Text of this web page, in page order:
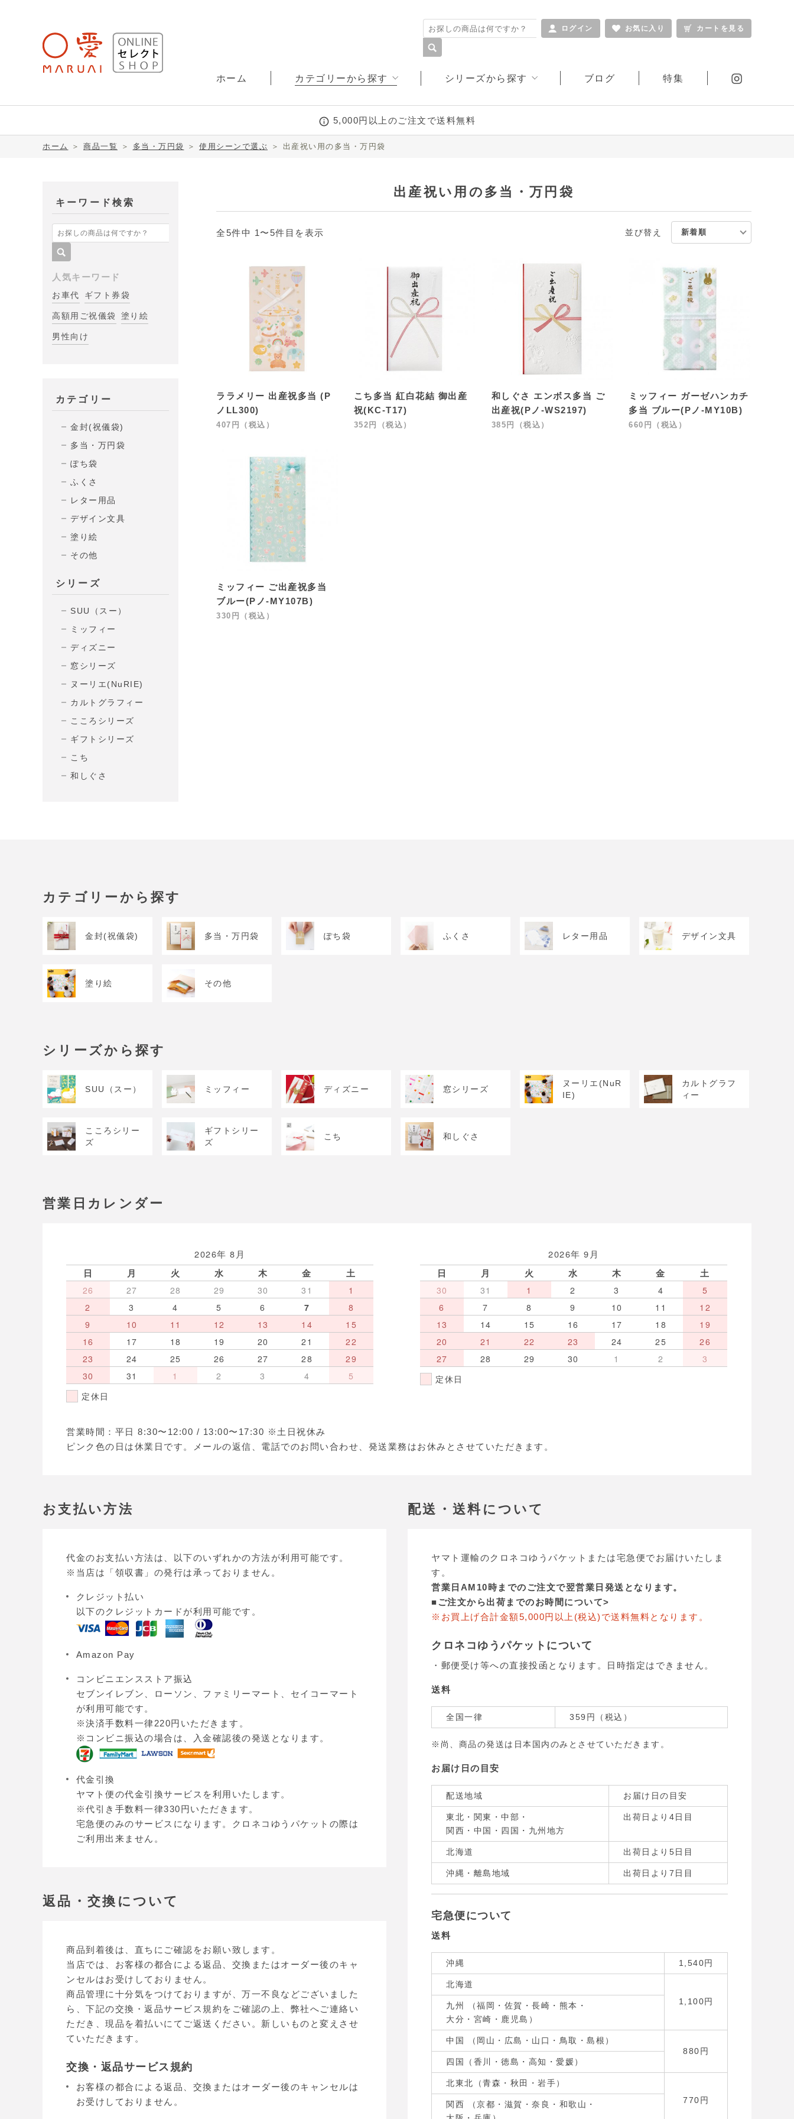
ログイン お気に入り カートを見る
ホーム カテゴリーから探す
塗り絵
シリーズから探す
こころシリーズ
ブログ 特集
5,000円以上のご注文で送料無料
ホーム ＞ 商品一覧 ＞ 多当・万円袋 ＞ 使用シーンで選ぶ ＞ 出産祝い用の多当・万円袋
キーワード検索
人気キーワード
お車代 ギフト券袋
高額用ご祝儀袋 塗り絵
男性向け
カテゴリー
金封(祝儀袋)
多当・万円袋
ぽち袋
ふくさ
レター用品
デザイン文具
塗り絵
その他
シリーズ
SUU（スー）
ミッフィー
ディズニー
窓シリーズ
ヌーリエ(NuRIE)
カルトグラフィー
こころシリーズ
ギフトシリーズ
こち
和しぐさ
出産祝い用の多当・万円袋
全5件中 1〜5件目を表示 並び替え
ララメリー 出産祝多当 (P
ノLL300)
407円（税込）
こち多当 紅白花結 御出産
祝(KC-T17)
352円（税込）
和しぐさ エンボス多当 ご
出産祝(Pノ-WS2197)
385円（税込）
ミッフィー ガーゼハンカチ
多当 ブルー(Pノ-MY10B)
660円（税込）
ミッフィー ご出産祝多当
ブルー(Pノ-MY107B)
330円（税込）
カテゴリーから探す
金封(祝儀袋) 多当・万円袋 ぽち袋 ふくさ レター用品 デザイン文具
塗り絵 その他
シリーズから探す
SUU（スー） ミッフィー ディズニー 窓シリーズ
ヌーリエ(NuR
IE)
カルトグラフ
ィー
こころシリー
ズ
ギフトシリー
ズ
こち 和しぐさ
営業日カレンダー
2026年 8月
日 月 火 水 木 金
土
26
27 28 29 30 31
1
2
3 4 5 6 7
8
9
10 11 12 13 14
15
16
17 18 19 20 21
22
23
24 25 26 27 28
29
30
31 1 2 3 4 5
定休日
2026年 9月
日 月 火 水 木 金
土
30
31 1 2 3 4
5
6
7 8 9 10 11
12
13
14 15 16 17 18
19
20
21 22 23 24 25
26
27
28 29 30 1 2 3
定休日
営業時間：平日 8:30〜12:00 / 13:00〜17:30 ※土日祝休み
ピンク色の日は休業日です。メールの返信、電話でのお問い合わせ、発送業務はお休みとさせていただきます。
お支払い方法
代金のお支払い方法は、以下のいずれかの方法が利用可能です。
※当店は「領収書」の発行は承っておりません。
クレジット払い
以下のクレジットカードが利用可能です。
Amazon Pay
コンビニエンスストア振込
セブンイレブン、ローソン、ファミリーマート、セイコーマート
が利用可能です。
※決済手数料一律220円いただきます。
※コンビニ振込の場合は、入金確認後の発送となります。
代金引換
ヤマト便の代金引換サービスを利用いたします。
※代引き手数料一律330円いただきます。
宅急便のみのサービスになります。クロネコゆうパケットの際は
ご利用出来ません。
返品・交換について
商品到着後は、直ちにご確認をお願い致します。
当店では、お客様の都合による返品、交換またはオーダー後のキャ
ンセルはお受けしておりません。
商品管理に十分気をつけておりますが、万一不良などございました
ら、下記の交換・返品サービス規約をご確認の上、弊社へご連絡い
ただき、現品を着払いにてご返送ください。新しいものと変えさせ
ていただきます。
交換・返品サービス規約
お客様の都合による返品、交換またはオーダー後のキャンセルは
お受けしておりません。
配送・送料について
ヤマト運輸のクロネコゆうパケットまたは宅急便でお届けいたしま
す。
営業日AM10時までのご注文で翌営業日発送となります。
■ご注文から出荷までのお時間について>
※お買上げ合計金額5,000円以上(税込)で送料無料となります。
クロネコゆうパケットについて
・郵便受け等への直接投函となります。日時指定はできません。
送料
全国一律 359円（税込）
※尚、商品の発送は日本国内のみとさせていただきます。
お届け日の目安
配送地域 お届け日の目安
東北・関東・中部・
関西・中国・四国・九州地方
出荷日より4日目
北海道 出荷日より5日目
沖縄・離島地域 出荷日より7日目
宅急便について
送料
沖縄 1,540円
北海道
1,100円
九州 （福岡・佐賀・長崎・熊本・
大分・宮崎・鹿児島）
中国 （岡山・広島・山口・鳥取・島根）
880円
四国（香川・徳島・高知・愛媛）
北東北（青森・秋田・岩手）
770円
関西 （京都・滋賀・奈良・和歌山・